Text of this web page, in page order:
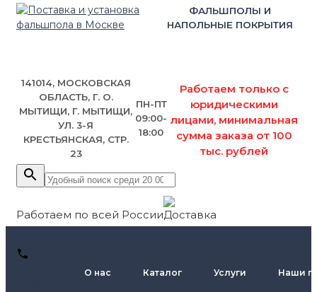
ФАЛЬШПОЛЫ И
НАПОЛЬНЫЕ ПОКРЫТИЯ
141014, МОСКОВСКАЯ
ОБЛАСТЬ, Г. О.
МЫТИЩИ, Г. МЫТИЩИ,
УЛ. 3-Я
КРЕСТЬЯНСКАЯ, СТР.
23
ПН-ПТ
09:00-
18:00
Работаем только с
юридическими
лицами, минимальная
сумма заказа от 100
тыс. рублей
Работаем по всей России
О нас Каталог Услуги Наши